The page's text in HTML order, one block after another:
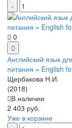
0
Английский язык
питания = English
Щербакова Н.И.
(2018)
В наличии
2 403 руб.
Уже в корзине